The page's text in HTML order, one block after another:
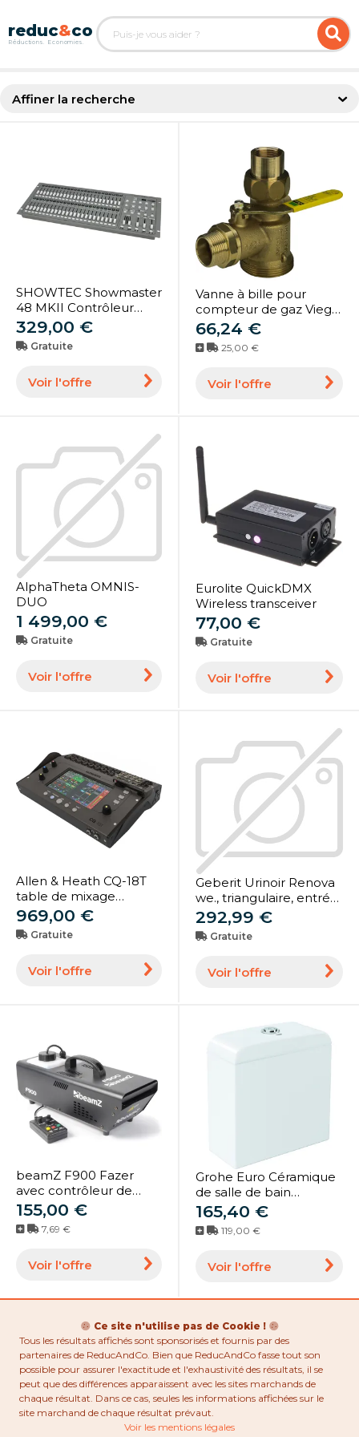
Affiner la recherche
SHOWTEC Showmaster
48 MKII Contrôleur
d'éclairage 48 canaux -
Table de commande
DMX
329,00 €
Gratuite
Voir l'offre
Vanne à bille pour
compteur de gaz Viega
618476 Rp 1, 6 cbm,
laiton, angle, avec
contrôleur de débit de
66,24 €
25,00 €
Voir l'offre
AlphaTheta OMNIS-
DUO
1 499,00 €
Gratuite
Voir l'offre
Eurolite QuickDMX
Wireless transceiver
77,00 €
Gratuite
Voir l'offre
Allen & Heath CQ-18T
table de mixage
numérique ultra
compacte 18 entrées/8
sorties
969,00 €
Gratuite
Voir l'offre
Geberit Urinoir Renova
we., triangulaire, entrée
par le haut, sortie
arrière (501665001)
292,99 €
Gratuite
Voir l'offre
beamZ F900 Fazer
avec contrôleur de
sortie - Fazer
155,00 €
7,69 €
Voir l'offre
Grohe Euro Céramique
de salle de bain
réservoir Céramique de
salle de bain 39332000
blanc alpin, entrée et
raccordement par le
165,40 €
119,00 €
Voir l'offre
Ce site n'utilise pas de Cookie !
Tous les résultats affichés sont sponsorisés et fournis par des
partenaires de ReducAndCo. Bien que ReducAndCo fasse tout son
possible pour assurer l'exactitude et l'exhaustivité des résultats, il se
peut que des différences apparaissent avec les sites marchands de
chaque résultat. Dans ce cas, seules les informations affichées sur le
site marchand de chaque résultat prévaut.
Voir les mentions légales